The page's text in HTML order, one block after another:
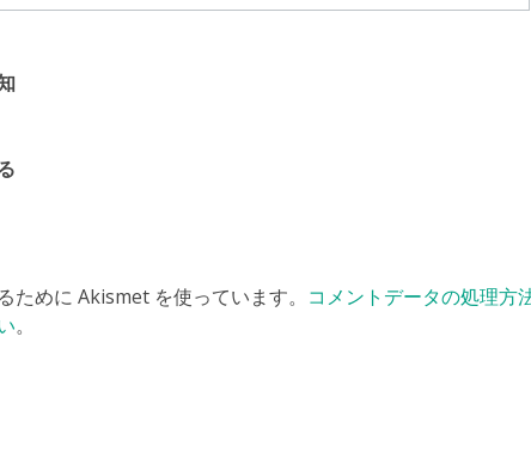
ために Akismet を使っています。 コメントデータの処理方
。